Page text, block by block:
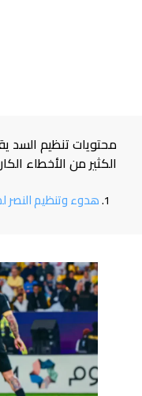
محتويات تنظيم
الكثير من الأخطاء
هدوء وتنظيم